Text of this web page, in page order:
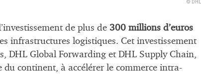
de plus de 300 millions d’euros
infrastructures logistiques. Cet investissement
DHL Global Forwarding et DHL Supply Chain,
continent, à accélérer le commerce intra-